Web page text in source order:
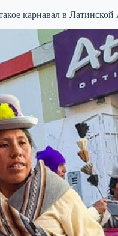
карнавал в